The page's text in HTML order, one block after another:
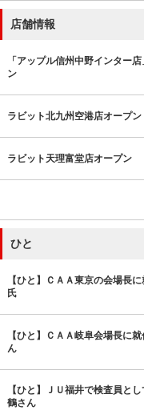
店舗情報
「アップル信州中野インター
ン
ラビット北九州空港店オープン
ラビット天理富堂店オープン
ひと
【ひと】ＣＡＡ東京の会場長
氏
【ひと】ＣＡＡ岐阜会場長に
ん
【ひと】ＪＵ福井で検査員と
鶴さん